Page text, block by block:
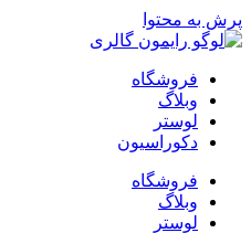
پرش به محتوا
فروشگاه
وبلاگ
لوستر
دکوراسیون
فروشگاه
وبلاگ
لوستر